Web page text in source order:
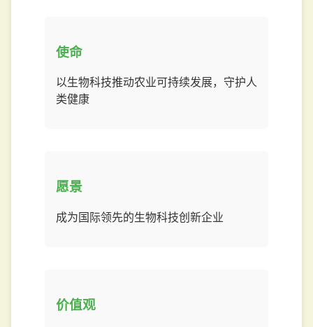
使命
以生物科技推动农业可持续发展，守护人
类健康
愿景
成为国际领先的生物科技创新企业
价值观